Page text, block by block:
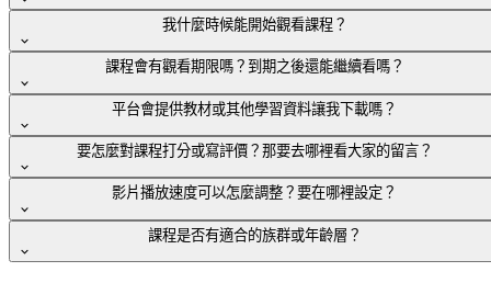
量化金融系列課程結合金融理論與尖端技術，深入探討量化投
資和機器學習的實際應用。學員將掌握Python資料處理、TEJ
API操作及投資策略回測，通過實戰演練提升決策能力。適合
有志於在金融科技和量化投資領域突破的學習者。
ESG系列課程由 TEJ 專家從0到1帶您認識 ESG 知識，從基礎
知識，如台灣政策、ESG 指數認識起，慢慢進階到公司治
理、社會構面。完成課程後您也能無痛入門 ESG 領域。
我什麼時候能開始觀看課程？
每一堂課開課時間每位老師教材內容不同，上課時間有所不
同，課程上課時間請依對應課程資訊頁與公告資訊為主。
課程會有觀看期限嗎？到期之後還能繼續看嗎？
課程是否有觀看期限，會依照課程類型而有所不同。
平台會提供教材或其他學習資料讓我下載嗎？
因應各種課程內容與學習狀況，我們會與講師討論提供讓學員
的相關教材與學習資源，幫助學員在線上課程中更好的理解和
吸收課程內容。
要怎麼對課程打分或寫評價？那要去哪裡看大家的留言？
學員可以針對已購買的課程進行公開評價，其他學員也可以看
到您留言的公開評價。
影片播放速度可以怎麼調整？要在哪裡設定？
進入課程影音後，點擊播放器右下角的齒輪，即可調整課程影
課程是否有適合的族群或年齡層？